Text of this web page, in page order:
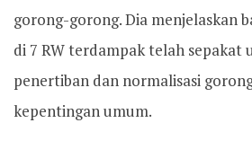
gorong-gorong. Dia menjelaskan
di 7 RW terdampak telah sepakat
penertiban dan normalisasi
kepentingan umum.